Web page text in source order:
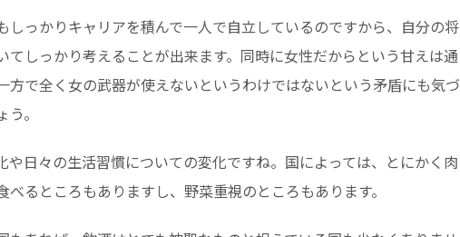
しっかりキャリアを積んで一人で自立しているのですから、自分の将
てしっかり考えることが出来ます。同時に女性だからという甘えは通
方で全く女の武器が使えないというわけではないという矛盾にも気づ
。
や日々の生活習慣についての変化ですね。国によっては、とにかく肉
べるところもありますし、野菜重視のところもあります。